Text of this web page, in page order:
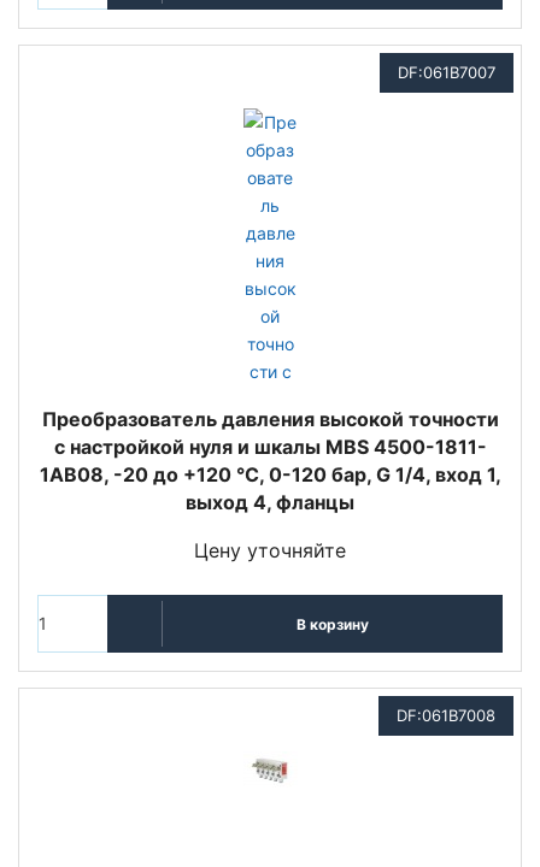
DF:061B7007
Преобразователь давления высокой точности
с настройкой нуля и шкалы MBS 4500-1811-
1AB08, -20 до +120 °C, 0-120 бар, G 1/4, вход 1,
выход 4, фланцы
Цену уточняйте
В корзину
DF:061B7008